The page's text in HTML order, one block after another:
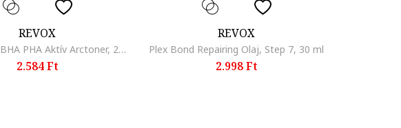
REVOX
Zitcare AHA BHA PHA Aktív Arctoner, 250 ml
2.584 Ft
REVOX
Plex Bond Repairing Olaj, Step 7, 30 ml
2.998 Ft